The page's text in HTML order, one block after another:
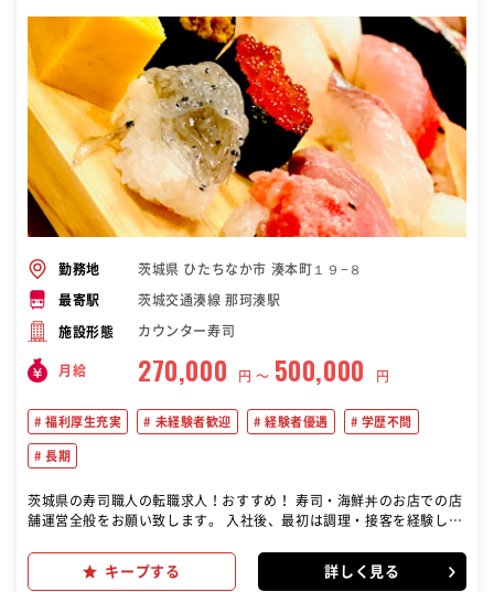
勤務地 茨城県 ひたちなか市 湊本町１９−８
最寄駅 茨城交通湊線 那珂湊駅
施設形態 カウンター寿司
月給 270,000 円 〜 500,000 円
福利厚生充実 未経験者歓迎 経験者優遇 学歴不問
長期
茨城県の寿司職人の転職求人！おすすめ！ 寿司・海鮮丼のお店での店
舗運営全般をお願い致します。 入社後、最初は調理・接客を経験して
は、調理や接客以外に、スタッフの教育や数値管理業務などの店舗管
理、メニューや仕組み作りなどの店舗運営もお任せしていきます。
キープする 詳しく見る